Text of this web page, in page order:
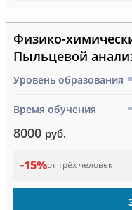
Физико-
Пыльцевой
Уровень образования
Время обучения
8000 руб.
-15%от трёх человек